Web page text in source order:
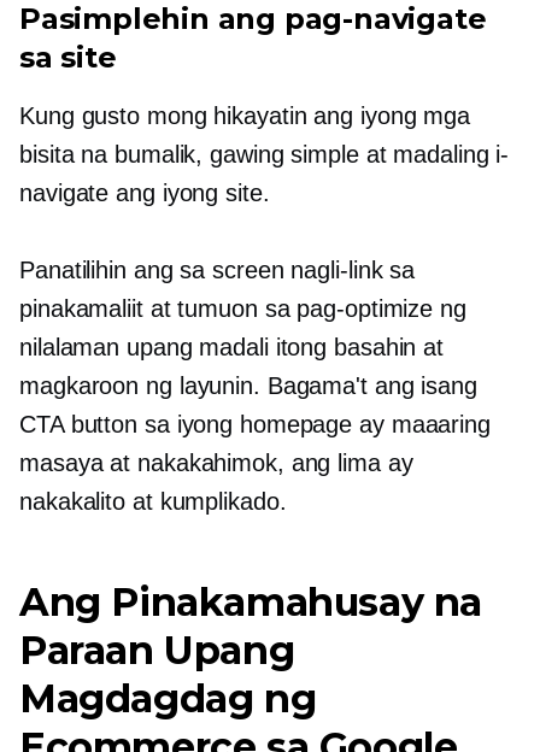
Pasimplehin ang pag-navigate
sa site
Kung gusto mong hikayatin ang iyong mga
bisita na bumalik, gawing simple at madaling i-
navigate ang iyong site.
Panatilihin angsa screen nagli-link sa
pinakamaliit at tumuon sa pag-optimize ng
nilalaman upang madali itong basahin at
magkaroon ng layunin. Bagama't ang isang
CTA button sa iyong homepage ay maaaring
masaya at nakakahimok, ang lima ay
nakakalito at kumplikado.
Ang Pinakamahusay na
Paraan Upang
Magdagdag ng